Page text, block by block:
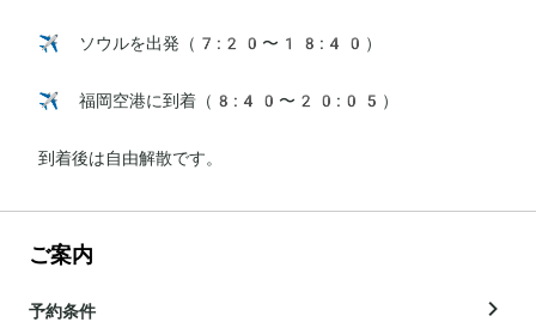
✈️ ソウルを出発（7:20〜18:40）
✈️ 福岡空港に到着（8:40〜20:05）
到着後は自由解散です。
ご案内
予約条件